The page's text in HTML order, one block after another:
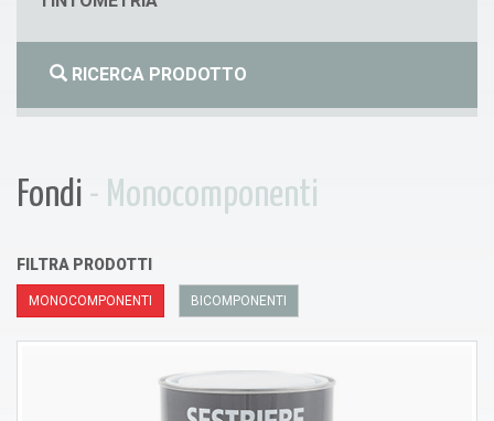
RICERCA PRODOTTO
Fondi - Monocomponenti
FILTRA PRODOTTI
MONOCOMPONENTI BICOMPONENTI